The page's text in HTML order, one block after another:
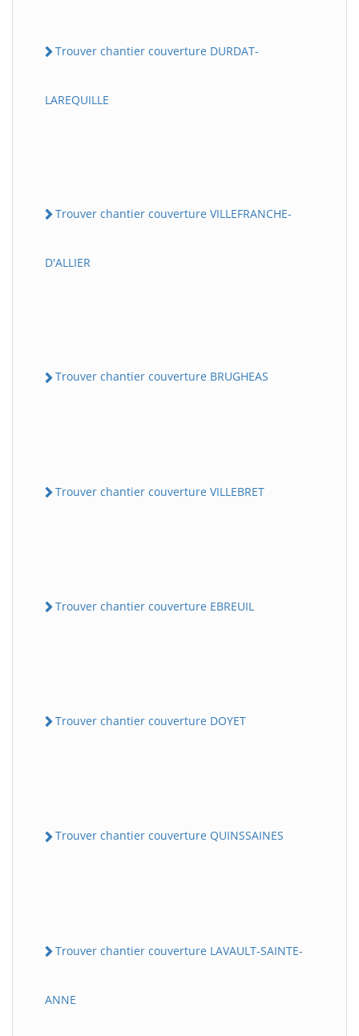
Trouver chantier couverture DURDAT-
LAREQUILLE
Trouver chantier couverture VILLEFRANCHE-
D'ALLIER
Trouver chantier couverture BRUGHEAS
Trouver chantier couverture VILLEBRET
Trouver chantier couverture EBREUIL
Trouver chantier couverture DOYET
Trouver chantier couverture QUINSSAINES
Trouver chantier couverture LAVAULT-SAINTE-
ANNE